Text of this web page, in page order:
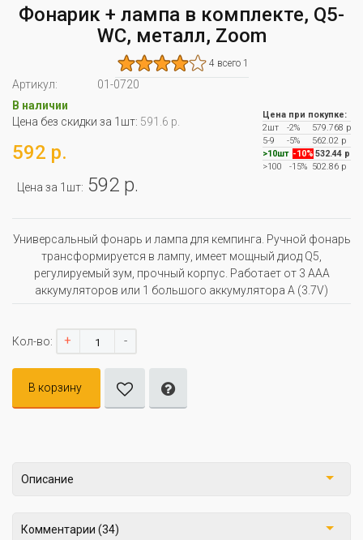
Фонарик + лампа в комплекте, Q5-
WC, металл, Zoom
4 всего 1
Артикул:
01-0720
В наличии
Цена без скидки за 1шт: 591.6 р.
592 р.
Цена за 1шт: 592 р.
Цена при покупке:
2шт
-2%
579.768 р
5-9
-5%
562.02 р
>10шт -10% 532.44 р
>100
-15% 502.86 р
Универсальный фонарь и лампа для кемпинга. Ручной фонарь
трансформируется в лампу, имеет мощный диод Q5,
регулируемый зум, прочный корпус. Работает от 3 ААА
аккумуляторов или 1 большого аккумулятора А (3.7V)
Кол-во: + -
В корзину
Описание
Комментарии (34)